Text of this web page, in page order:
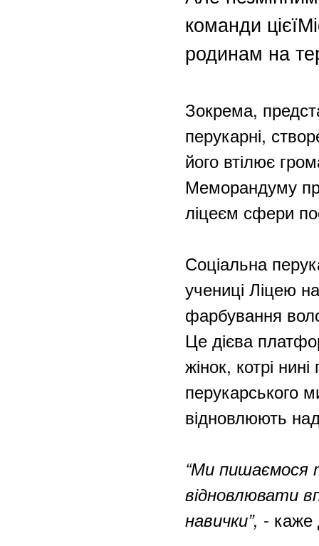
команди
родинам на
Зокрема,
перукарні,
його втілює
Меморандуму
ліцеєм сфери
Соціальна
учениці Ліцею
фарбування
Це дієва
жінок, котрі
перукарського
відновлюють
“Ми
відновлювати
навички”, - каже